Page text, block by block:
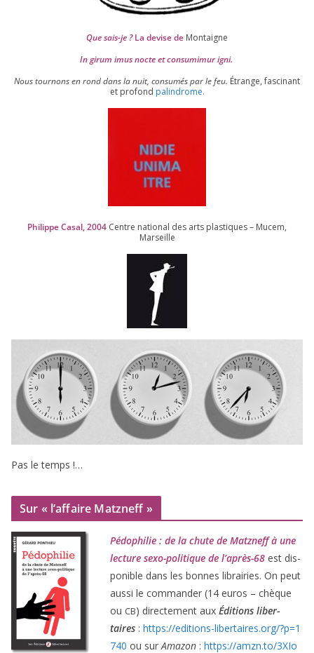
Que sais-je ?La devise de Montaigne
In girum imus nocte et consu­mi­mur igni.
Nous tour­nons en rond dans la nuit, consu­més par le feu. Étrange, fas­ci­nant
et pro­fond palin­drome.
Philippe Casal,2004 Centre natio­nal des arts plas­tiques – Mucem,
Marseille
Pas le temps !…
Sur « l’affaire Matzneff »
Pédophilie : de la chute de Matzneff à une
lec­ture sexo-poli­tique de l’après-68 est dis­
po­nible dans les bonnes librai­ries. On peut
aus­si le com­man­der (14 euros – chèque
ou CB) direc­te­ment aux Éditions liber­
taires : https://​edi​tions​-liber​taires​.org/​?​p​=​1
740 ou surAmazon : https://​amzn​.to/​3​X​I​o​